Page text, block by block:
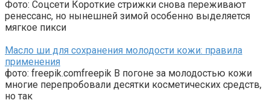
Фото: Соцсети Короткие стрижки снова переживают
ренессанс, но нынешней зимой особенно выделяется
мягкое пикси
Масло ши для сохранения молодости кожи: правила
применения
фото: freepik.comfreepik В погоне за молодостью кожи
многие перепробовали десятки косметических средств,
но так